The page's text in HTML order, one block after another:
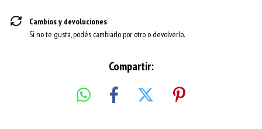
Cambios y devoluciones
Si no te gusta, podés cambiarlo por otro o devolverlo.
Compartir: